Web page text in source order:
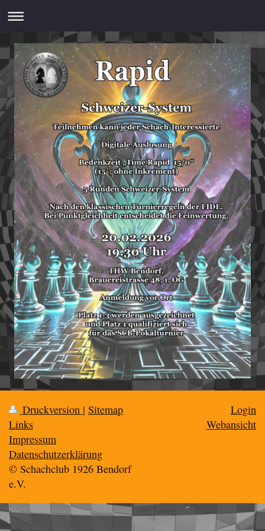
Druckversion | Sitemap
Links
Impressum
Datenschutzerklärung
© Schachclub 1926 Bendorf
e.V.
Login
Webansicht